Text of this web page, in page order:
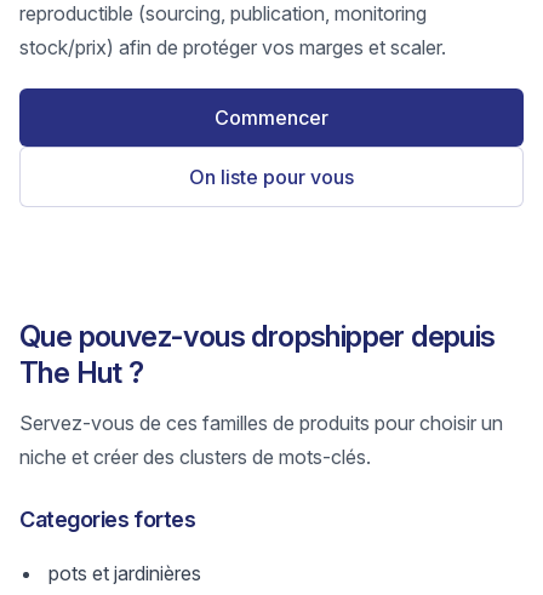
reproductible (sourcing, publication, monitoring
stock/prix) afin de protéger vos marges et scaler.
Commencer
On liste pour vous
Que pouvez-vous dropshipper depuis
The Hut ?
Servez-vous de ces familles de produits pour choisir un
niche et créer des clusters de mots-clés.
Categories fortes
pots et jardinières